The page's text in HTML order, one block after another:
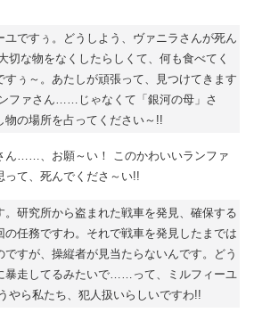
ユですぅ。どうしよう、ヴァニラさんが死ん
切な物をなくしたらしくて、何も食べてく
すぅ～。あたしが頑張って、見つけてきます
ファさん……じゃなくて「銀河の母」さ
物の場所を占ってください～!!
ん……、お願～い！ このかわいいランファ
って、死んでくださ～い!!
。研究所から盗まれた戦車を発見、確保する
の任務ですわ。それで戦車を発見したまでは
ですが、操縦者が見当たらないんです。どう
暴走してるみたいで……って、ミルフィーユ
やら私たち、犯人扱いらしいですわ!!